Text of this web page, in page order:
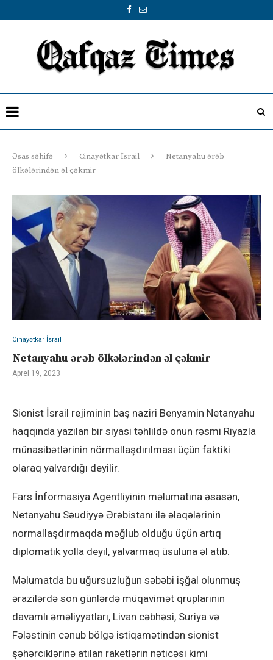
Əsas səhifə Cinayətkar İsrail
Netanyahu ərəb
ölkələrindən əl çəkmir
Cinayətkar İsrail
Netanyahu ərəb ölkələrindən əl çəkmir
Aprel 19, 2023
Sionist İsrail rejiminin baş naziri Benyamin Netanyahu
haqqında yazılan bir siyasi təhlildə onun rəsmi Riyazla
münasibətlərinin nörmallaşdırılması üçün faktiki
olaraq yalvardığı deyilir.
Fars İnformasiya Agentliyinin məlumatına əsasən,
Netanyahu Səudiyyə Ərəbistanı ilə əlaqələrinin
normallaşdırmaqda məğlub olduğu üçün artıq
diplomatik yolla deyil, yalvarmaq üsuluna əl atıb.
Məlumatda bu uğursuzluğun səbəbi işğal olunmuş
ərazilərdə son günlərdə müqavimət qruplarının
davamlı əməliyyatları, Livan cəbhəsi, Suriya və
Fələstinin cənub bölgə istiqamətindən sionist
şəhərciklərinə atılan raketlərin nəticəsi kimi